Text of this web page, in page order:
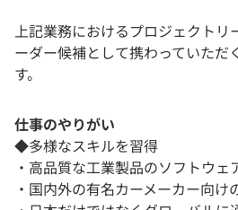
上記業務におけるプロジェクトリ
ーダー候補として携わっていただ
す。
仕事のやりがい
◆多様なスキルを習得
・高品質な工業製品のソフトウ
・国内外の有名カーメーカー向け